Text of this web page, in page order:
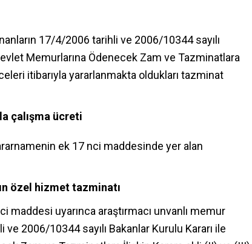
17/4/2006 tarihli ve 2006/10344 sayılı
Memurlarına Ödenecek Zam ve Tazminatlara
itibarıyla yararlanmakta oldukları tazminat
çalışma ücreti
ek 17 nci maddesinde yer alan
özel hizmet tazminatı
maddesi uyarınca araştırmacı unvanlı memur
2006/10344 sayılı Bakanlar Kurulu Kararı ile